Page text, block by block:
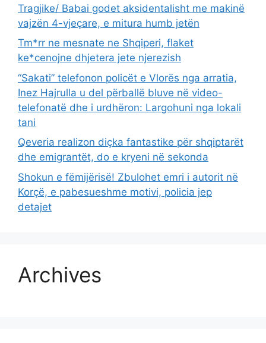
Tragjike/ Babai godet aksidentalisht me makinë
vajzën 4-vjeçare, e mitura humb jetën
Tm*rr ne mesnate ne Shqiperi, flaket
ke*cenojne dhjetera jete njerezish
“Sakati” telefonon policët e Vlorës nga arratia,
Inez Hajrulla u del përballë bluve në video-
telefonatë dhe i urdhëron: Largohuni nga lokali
tani
Qeveria realizon diçka fantastike për shqiptarët
dhe emigrantët, do e kryeni në sekonda
Shokun e fëmijërisë! Zbulohet emri i autorit në
Korçë, e pabesueshme motivi, policia jep
detajet
Archives